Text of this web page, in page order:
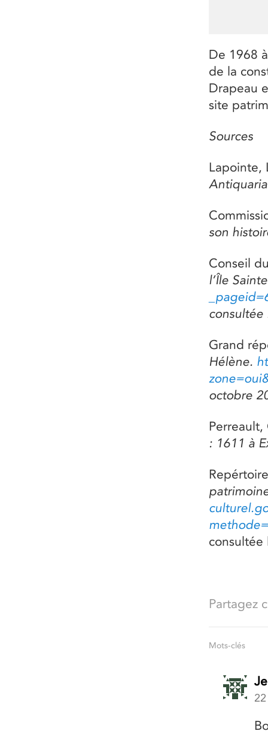
De 1968
de la
Drapeau
site
Sources
Lapointe,
son
Conseil
l’Île
consultée
Grand
Hélène.
octobre
: 1611 à
consultée
Partagez
Mots-clés